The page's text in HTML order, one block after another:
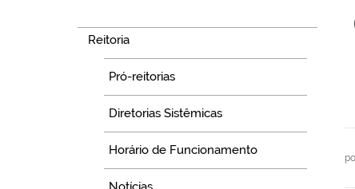
Reitoria
Pró-reitorias
Diretorias Sistêmicas
Horário de Funcionamento